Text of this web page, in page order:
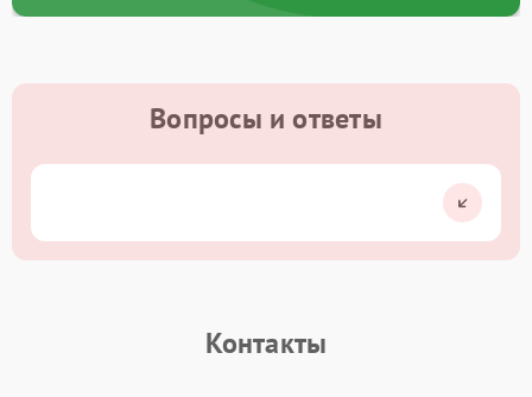
Вопросы и ответы
Контакты